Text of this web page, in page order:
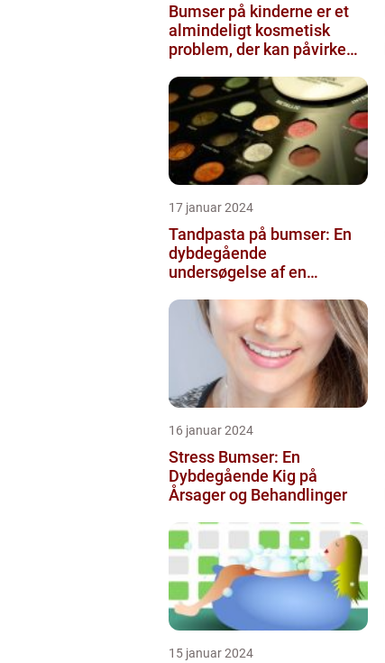
Bumser på kinderne er et
almindeligt kosmetisk
problem, der kan påvirke
17 januar 2024
Tandpasta på bumser: En
dybdegående
undersøgelse af en
skønhedsanbefaling
16 januar 2024
Stress Bumser: En
Dybdegående Kig på
Årsager og Behandlinger
15 januar 2024